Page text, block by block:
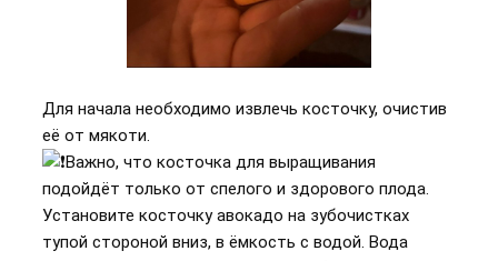
Для начала необходимо извлечь косточку, очистив
её от мякоти.
Важно, что косточка для выращивания
подойдёт только от спелого и здорового плода.
Установите косточку авокадо на зубочистках
тупой стороной вниз, в ёмкость с водой. Вода